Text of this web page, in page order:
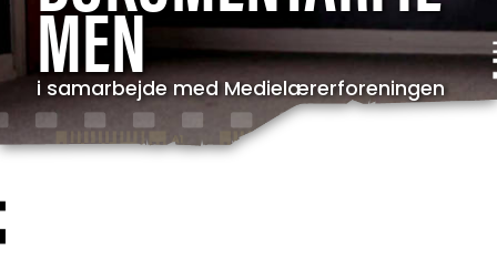
MEN
i samarbejde med Medielærerforeningen